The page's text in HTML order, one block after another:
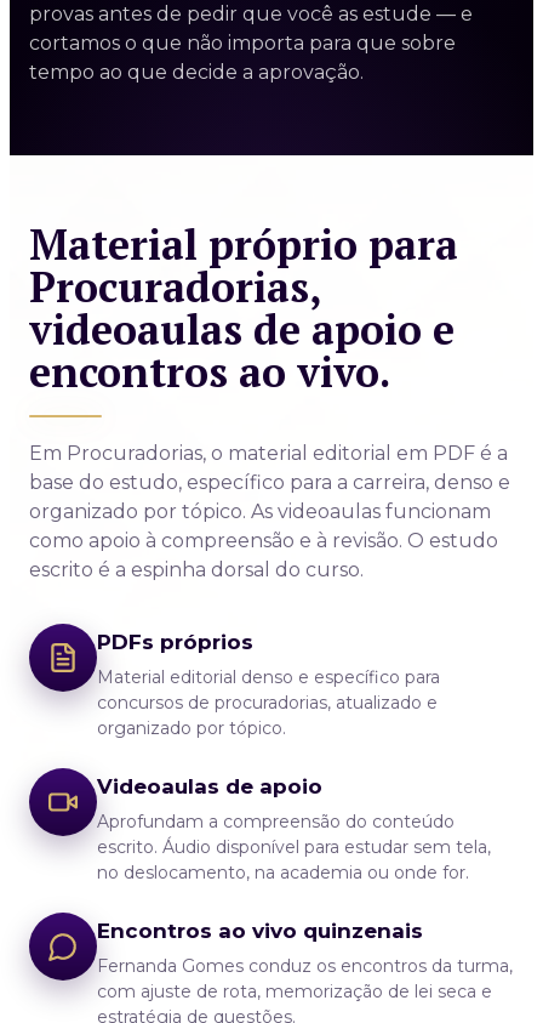
provas antes de pedir que você as estude — e
cortamos o que não importa para que sobre
tempo ao que decide a aprovação.
Material próprio para
Procuradorias,
videoaulas de apoio e
encontros ao vivo.
Em Procuradorias, o material editorial em PDF é a
base do estudo, específico para a carreira, denso e
organizado por tópico. As videoaulas funcionam
como apoio à compreensão e à revisão. O estudo
escrito é a espinha dorsal do curso.
PDFs próprios
Material editorial denso e específico para
concursos de procuradorias, atualizado e
organizado por tópico.
Videoaulas de apoio
Aprofundam a compreensão do conteúdo
escrito. Áudio disponível para estudar sem tela,
no deslocamento, na academia ou onde for.
Encontros ao vivo quinzenais
Fernanda Gomes conduz os encontros da turma,
com ajuste de rota, memorização de lei seca e
estratégia de questões.